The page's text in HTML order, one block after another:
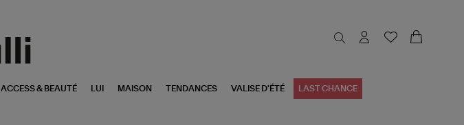
ACCESS & BEAUTÉ LUI MAISON TENDANCES VALISE D'ÉTÉ LAST CHANCE